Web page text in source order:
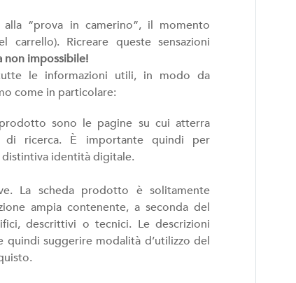
“prova in camerino”, il momento
carrello). Ricreare queste sensazioni
non impossibile!
le informazioni utili, in modo da
come in particolare:
sono le pagine su cui atterra
ricerca. È importante quindi per
distintiva identità digitale.
La scheda prodotto è solitamente
ampia contenente, a seconda del
descrittivi o tecnici. Le descrizioni
quindi suggerire modalità d’utilizzo del